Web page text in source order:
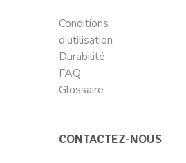
Conditions
d’utilisation
Durabilité
FAQ
Glossaire
CONTACTEZ-NOUS